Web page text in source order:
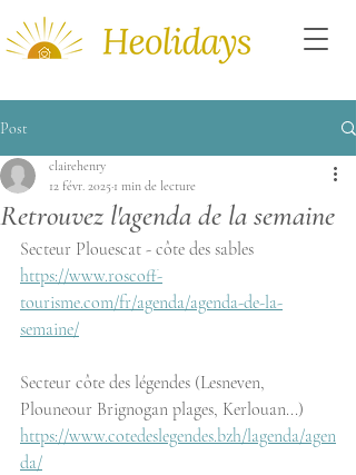
Post
Retrouvez l'agenda de la semaine
clairehenry
12 févr. 2025 1 min de lecture
Secteur Plouescat - côte des sables
https://www.roscoff-
tourisme.com/fr/agenda/agenda-de-la-
semaine/
Secteur côte des légendes (Lesneven,
Plouneour Brignogan plages, Kerlouan...)
https://www.cotedeslegendes.bzh/lagenda/agen
da/